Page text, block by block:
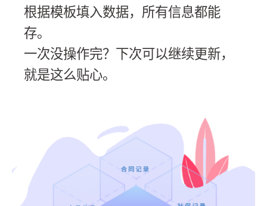
根据模板填入数据，所有信息都能
存。
一次没操作完？下次可以继续更新，
就是这么贴心。